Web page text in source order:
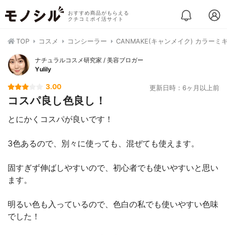
おすすめ商品がもらえる
クチコミポイ活サイト
TOP コスメ コンシーラー CANMAKE(キャンメイク) カラーミ
ナチュラルコスメ研究家 / 美容ブロガー
Yulily
3.00 更新日時：6ヶ月以上前
コスパ良し色良し！
とにかくコスパが良いです！
3色あるので、別々に使っても、混ぜても使えます。
固すぎず伸ばしやすいので、初心者でも使いやすいと思い
ます。
明るい色も入っているので、色白の私でも使いやすい色味
でした！